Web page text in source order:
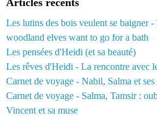
Articles récents
Les lutins des bois veulent se baigner -
woodland elves want to go for a bath
Les pensées d'Heidi (et sa beauté)
Les rêves d'Heidi - La rencontre avec
Carnet de voyage - Nabil, Salma et ses
Carnet de voyage - Salma, Tamsir :
Vincent et sa muse